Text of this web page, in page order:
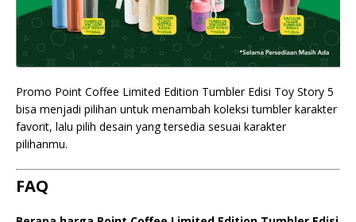
Promo Point Coffee Limited Edition Tumbler Edisi Toy Story 5
bisa menjadi pilihan untuk menambah koleksi tumbler karakter
favorit, lalu pilih desain yang tersedia sesuai karakter
pilihanmu.
FAQ